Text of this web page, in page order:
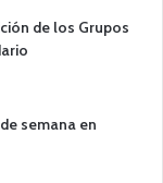
de los Grupos
semana en